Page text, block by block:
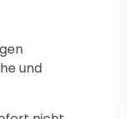
und